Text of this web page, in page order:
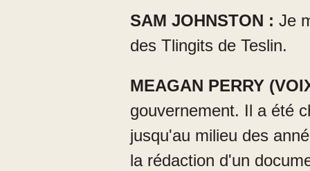
SAM JOHNSTON : Je
des Tlingits de Teslin.
MEAGAN PERRY
gouvernement. Il a été
jusqu'au milieu des
la rédaction d'un